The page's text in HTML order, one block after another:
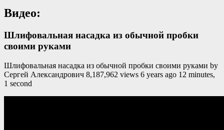
Видео:
Шлифовальная насадка из обычной пробки
своими руками
Шлифовальная насадка из обычной пробки своими руками by
Сергей Александрович 8,187,962 views 6 years ago 12 minutes,
1 second